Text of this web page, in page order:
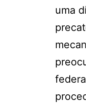
uma